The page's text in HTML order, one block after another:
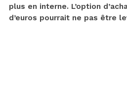
plus en interne. L’option
d’euros pourrait ne pas être